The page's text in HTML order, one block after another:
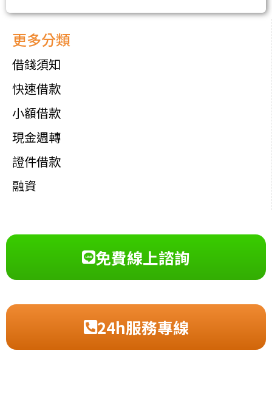
更多分類
借錢須知
快速借款
小額借款
現金週轉
證件借款
融資
免費線上諮詢
24h服務專線